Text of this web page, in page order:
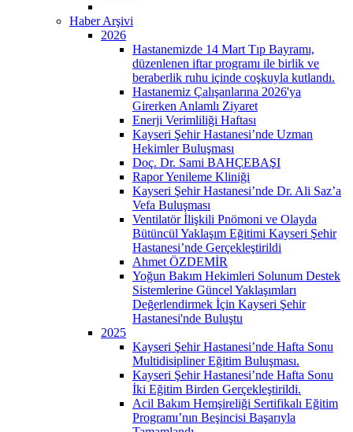
Haber Arşivi
2026
Hastanemizde 14 Mart Tıp Bayramı,
düzenlenen iftar programı ile birlik ve
beraberlik ruhu içinde coşkuyla kutlandı.
Hastanemiz Çalışanlarına 2026'ya
Girerken Anlamlı Ziyaret
Enerji Verimliliği Haftası
Kayseri Şehir Hastanesi’nde Uzman
Hekimler Buluşması
Doç. Dr. Sami BAHÇEBAŞI
Rapor Yenileme Kliniği
Kayseri Şehir Hastanesi’nde Dr. Ali Saz’a
Vefa Buluşması
Ventilatör İlişkili Pnömoni ve Olayda
Bütüncül Yaklaşım Eğitimi Kayseri Şehir
Hastanesi’nde Gerçekleştirildi
Ahmet ÖZDEMİR
Yoğun Bakım Hekimleri Solunum Destek
Sistemlerine Güncel Yaklaşımları
Değerlendirmek İçin Kayseri Şehir
Hastanesi'nde Buluştu
2025
Kayseri Şehir Hastanesi’nde Hafta Sonu
Multidisipliner Eğitim Buluşması.
Kayseri Şehir Hastanesi’nde Hafta Sonu
İki Eğitim Birden Gerçekleştirildi.
Acil Bakım Hemşireliği Sertifikalı Eğitim
Programı’nın Beşincisi Başarıyla